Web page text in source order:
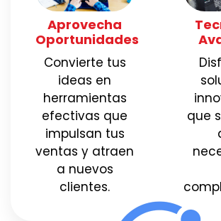
Aprovecha
Oportunidades
Convierte tus
ideas en
herramientas
efectivas que
impulsan tus
ventas y atraen
a nuevos
clientes.
que
Nuestro stack